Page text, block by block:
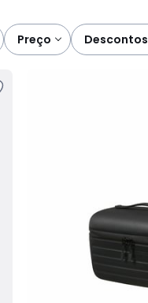
preço descontos